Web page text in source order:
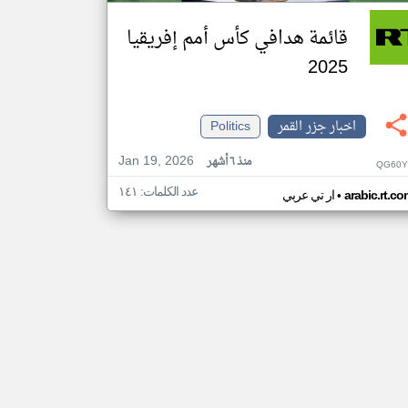
قائمة هدافي كأس أمم إفريقيا
2025
اخبار جزر القمر
Politics
Jan 19, 2026
منذ ٦ أشهر
ار تي عربي• عدد الكلمات: ١٤١